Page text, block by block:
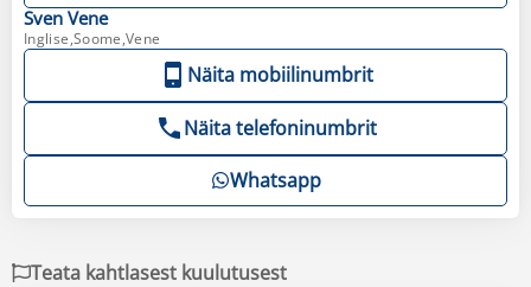
Sven Vene
Inglise,Soome,Vene
Näita mobiilinumbrit
Näita telefoninumbrit
Whatsapp
Teata kahtlasest kuulutusest